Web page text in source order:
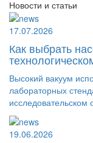
Новости и статьи
17.07.2026
Как выбрать
Высокий вакуум
лабораторных
исследовательском
19.06.2026